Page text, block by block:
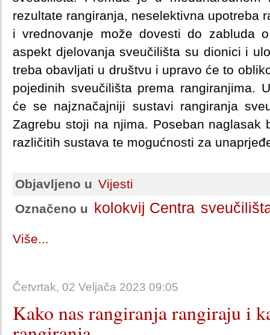
rezultate rangiranja, neselektivna upotreba
i vrednovanje može dovesti do zabluda
aspekt djelovanja sveučilišta su dionici i
treba obavljati u društvu i upravo će to
pojedinih sveučilišta prema rangiranjima.
će se najznačajniji sustavi rangiranja
Zagrebu stoji na njima. Poseban naglasak
različitih sustava te mogućnosti za
Objavljeno u Vijesti
Označeno u kolokvij Centra
Više...
Četvrtak, 02 Veljača 2023 09:05
Kako nas rangiranja rangiraju i